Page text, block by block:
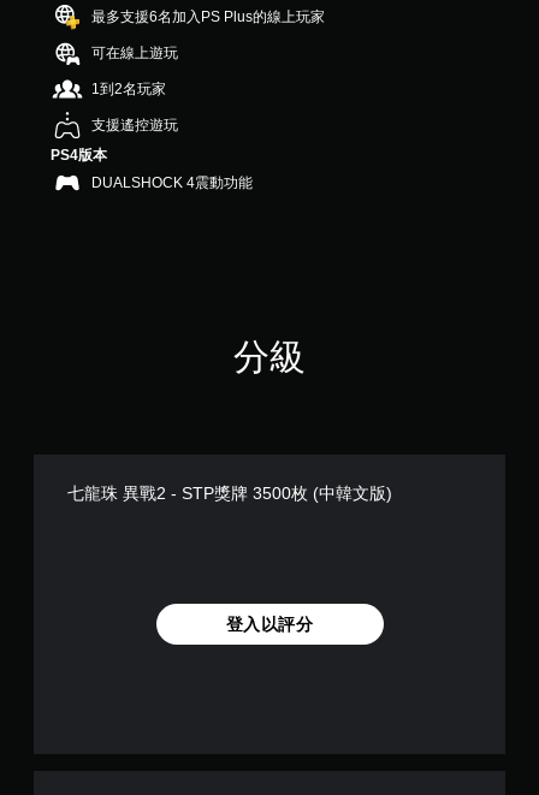
最多支援6名加入PS Plus的線上玩家
可在線上遊玩
1到2名玩家
支援遙控遊玩
PS4版本
DUALSHOCK 4震動功能
分級
七龍珠 異戰2 - STP獎牌 3500枚 (中韓文版)
登入以評分